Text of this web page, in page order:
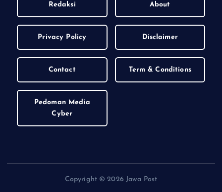
Redaksi About
Privacy Policy Disclaimer
Contact Term & Conditions
Pedoman Media
Cyber
Copyright © 2026 Jawa Post